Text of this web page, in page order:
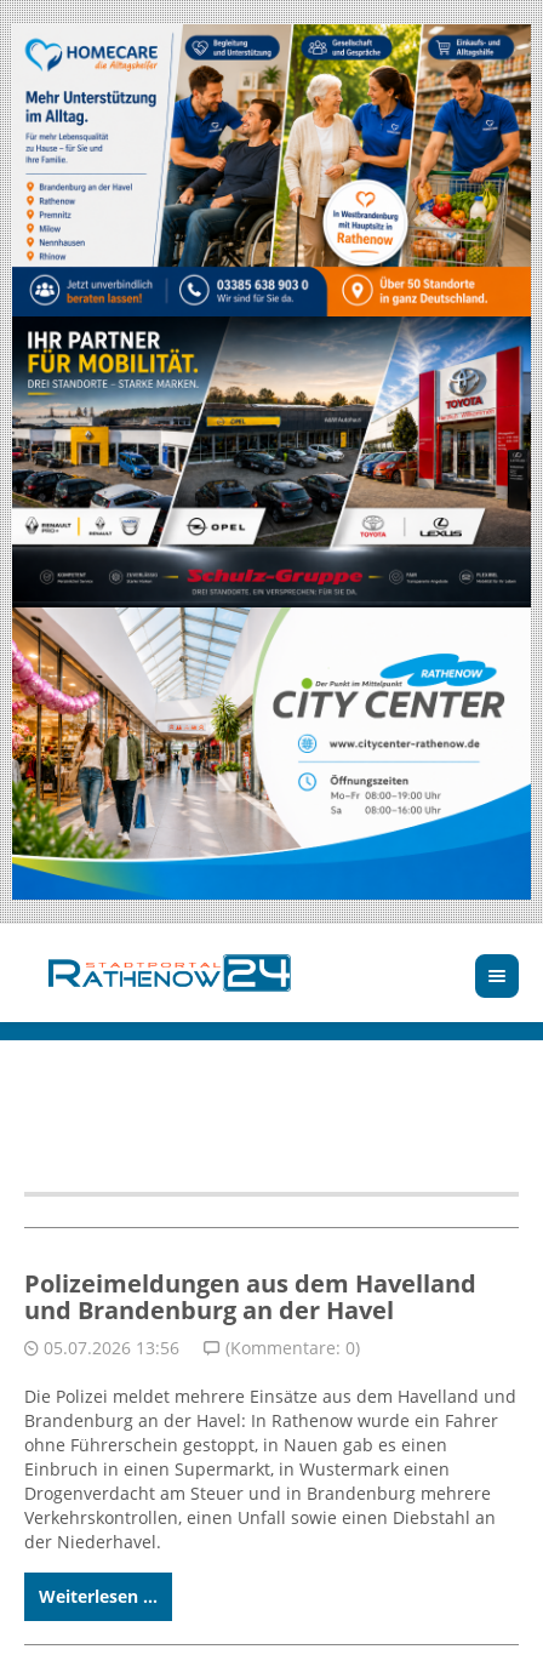
Polizeimeldungen aus dem Havelland
und Brandenburg an der Havel
05.07.2026 13:56 (Kommentare: 0)
Die Polizei meldet mehrere Einsätze aus dem Havelland und
Brandenburg an der Havel: In Rathenow wurde ein Fahrer
ohne Führerschein gestoppt, in Nauen gab es einen
Einbruch in einen Supermarkt, in Wustermark einen
Drogenverdacht am Steuer und in Brandenburg mehrere
Verkehrskontrollen, einen Unfall sowie einen Diebstahl an
der Niederhavel.
Weiterlesen ...